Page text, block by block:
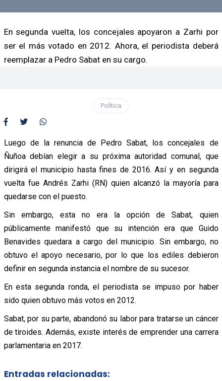
En segunda vuelta, los concejales apoyaron a Zarhi por
ser el más votado en 2012. Ahora, el periodista deberá
reemplazar a Pedro Sabat en su cargo.
Política
Luego de la renuncia de Pedro Sabat, los concejales de
Ñuñoa debían elegir a su próxima autoridad comunal, que
dirigirá el municipio hasta fines de 2016. Así y en segunda
vuelta fue Andrés Zarhi (RN) quien alcanzó la mayoría para
quedarse con el puesto.
Sin embargo, esta no era la opción de Sabat, quien
públicamente manifestó que su intención era que Guido
Benavides quedara a cargo del municipio. Sin embargo, no
obtuvo el apoyo necesario, por lo que los ediles debieron
definir en segunda instancia el nombre de su sucesor.
En esta segunda ronda, el periodista se impuso por haber
sido quien obtuvo más votos en 2012.
Sabat, por su parte, abandonó su labor para tratarse un cáncer
de tiroides. Además, existe interés de emprender una carrera
parlamentaria en 2017.
Entradas relacionadas: